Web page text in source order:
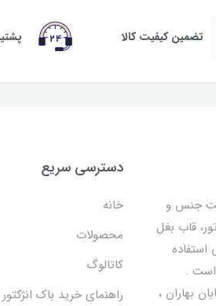
تضمین کیفیت کالا
جنس و
قاب بغل
است .
بهاران ،
دسترسی سریع
خانه
محصولات
کاتالوگ
راهنمای خرید باک انژکتور